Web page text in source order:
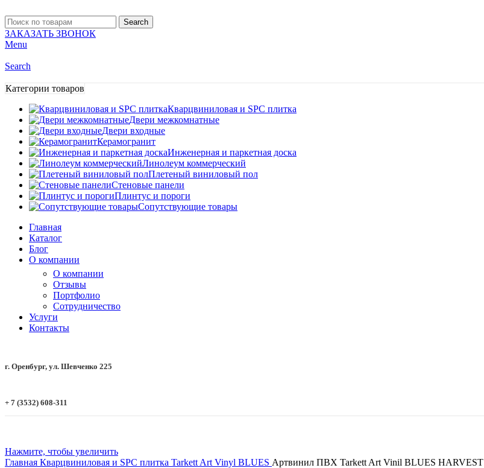
Search
ЗАКАЗАТЬ ЗВОНОК
Menu
Search
Категории товаров
Кварцвиниловая и SPC плитка
Двери межкомнатные
Двери входные
Керамогранит
Инженерная и паркетная доска
Линолеум коммерческий
Плетеный виниловый пол
Стеновые панели
Плинтус и пороги
Сопутствующие товары
Главная
Каталог
Блог
О компании
О компании
Отзывы
Портфолио
Сотрудничество
Услуги
Контакты
г. Оренбург, ул. Шевченко 225
+ 7 (3532) 608-311
Нажмите, чтобы увеличить
Главная Кварцвиниловая и SPC плитка Tarkett Art Vinyl BLUES Артвинил ПВХ Tarkett Art Vinil BLUES HARVEST